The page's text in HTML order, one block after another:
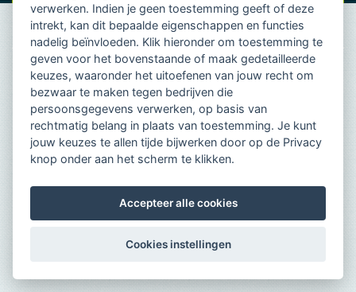
verwerken. Indien je geen toestemming geeft of deze
intrekt, kan dit bepaalde eigenschappen en functies
nadelig beïnvloeden. Klik hieronder om toestemming te
geven voor het bovenstaande of maak gedetailleerde
keuzes, waaronder het uitoefenen van jouw recht om
bezwaar te maken tegen bedrijven die
persoonsgegevens verwerken, op basis van
rechtmatig belang in plaats van toestemming. Je kunt
jouw keuzes te allen tijde bijwerken door op de Privacy
knop onder aan het scherm te klikken.
Accepteer alle cookies
Cookies instellingen